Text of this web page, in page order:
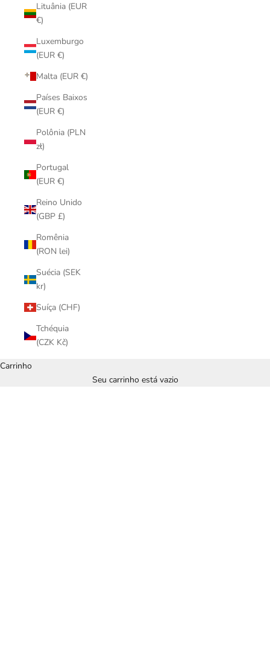
Lituânia (EUR
€)
Luxemburgo
(EUR €)
Malta (EUR €)
Países Baixos
(EUR €)
Polônia (PLN
zł)
Portugal
(EUR €)
Reino Unido
(GBP £)
Romênia
(RON lei)
Suécia (SEK
kr)
Suíça (CHF)
Tchéquia
(CZK Kč)
Carrinho
Seu carrinho está vazio